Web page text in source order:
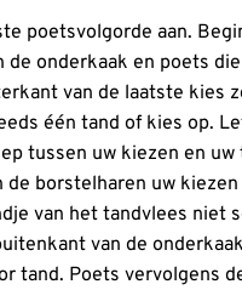
poetsvolgorde aan.
de onderkaak en poets
van de laatste kies
één tand of kies op.
tussen uw kiezen en uw
de borstelharen uw
van het tandvlees niet
van de
tand. Poets vervolgens